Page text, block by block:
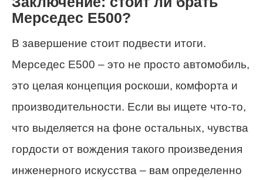
Мерседес Е500?
В завершение стоит подвести итоги.
Мерседес Е500 – это не просто автомобиль,
это целая концепция роскоши, комфорта и
производительности. Если вы ищете что-то,
что выделяется на фоне остальных, чувства
гордости от вождения такого произведения
инженерного искусства – вам определенно